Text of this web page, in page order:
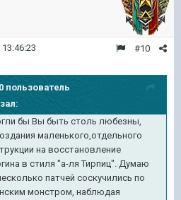
#10
пользователь
бы Вы быть столь любезны,
маленького,отдельного
на восстановление
в стиля "а-ля Тирпиц". Думаю
патчей соскучились по
монстром, наблюдая